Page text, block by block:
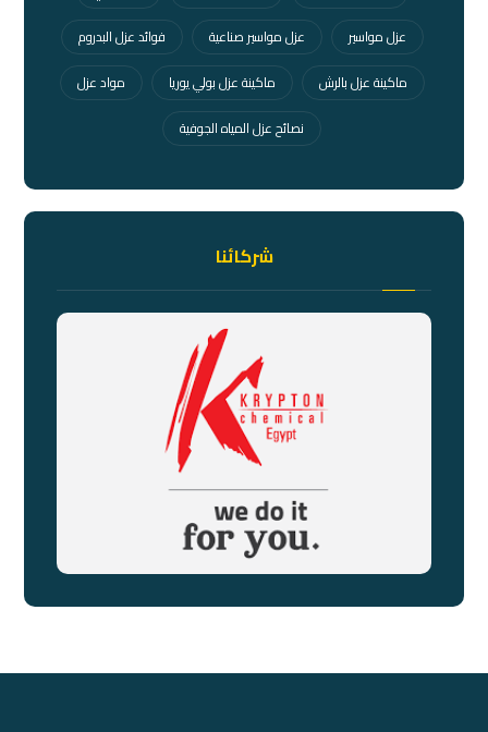
عزل مواسير
عزل مواسير صناعية
فوائد عزل البدروم
ماكينة عزل بالرش
ماكينة عزل بولي يوريا
مواد عزل
نصائح عزل المياه الجوفية
شركائنا